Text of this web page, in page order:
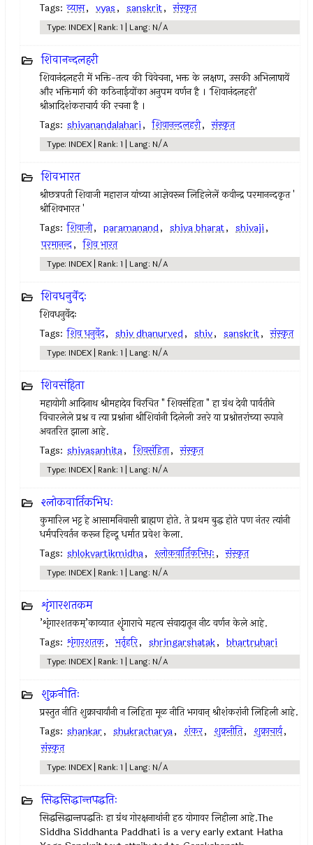
Tags: व्यास, vyas, sanskrit, संस्कृत
Type: INDEX | Rank: 1 | Lang: N/A
शिवानन्दलहरी
शिवानंदलहरी में भक्ति-तत्व की विवेचना, भक्त के लक्षण, उसकी अभिलाषायें
और भक्तिमार्ग की कठिनाईयोंका अनुपम वर्णन है । `शिवानंदलहरी'
श्रीआदिशंकराचार्य की रचना है ।
Tags: shivanandalahari, शिवानन्दलहरी, संस्कृत
Type: INDEX | Rank: 1 | Lang: N/A
शिवभारत
श्रीछत्रपती शिवाजी महाराज यांच्या आज्ञेवरून लिहिलेलें कवीन्द्र परमानन्दकृत '
श्रीशिवभारत '
Tags: शिवाजी, paramanand, shiva bharat, shivaji,
परमानन्द, शिव भारत
Type: INDEX | Rank: 1 | Lang: N/A
शिवधनुर्वेदः
शिवधनुर्वेदः
Tags: शिव धनुर्वेद, shiv dhanurved, shiv, sanskrit, संस्कृत
Type: INDEX | Rank: 1 | Lang: N/A
शिवसंहिता
महायोगी आदिनाथ श्रीमहादेव विरचित " शिवसंहिता " हा ग्रंथ देवी पार्वतीने
विचारलेले प्रश्न व त्या प्रश्नांना श्रीशिवांनी दिलेली उत्तरे या प्रश्नोत्तरांच्या रूपाने
अवतरित झाला आहे.
Tags: shivasanhita, शिवसंहिता, संस्कृत
Type: INDEX | Rank: 1 | Lang: N/A
श्लोकवार्तिकभिधः
कुमारिल भट्ट हे आसामनिवासी ब्राह्मण होते. ते प्रथम बुद्ध होते पण नंतर त्यांनी
धर्मपरिवर्तन करून हिन्दू धर्मात प्रवेश केला.
Tags: shlokvartikmidha, श्लोकवार्तिकभिधः, संस्कृत
Type: INDEX | Rank: 1 | Lang: N/A
शृंगारशतकम‍
’शृंगारशतकम्’काव्यात शॄंगाराचे महत्व संवादातून नीट वर्णन केले आहे.
Tags: शृंगारशतक, भर्तृहरि, shringarshatak, bhartruhari
Type: INDEX | Rank: 1 | Lang: N/A
शुक्रनीतिः
प्रस्तुत नीति शुक्राचार्यांनी न लिहिता मूळ नीति भगवान् श्रीशंकरांनी लिहिली आहे.
Tags: shankar, shukracharya, शंकर, शुक्रनीति, शुक्राचार्य,
संस्कृत
Type: INDEX | Rank: 1 | Lang: N/A
सिद्धसिद्धान्तपद्धतिः
सिद्धसिद्धान्तपद्धतिः हा ग्रंथ गोरक्षनाथांनी हठ योगावर लिहीला आहे.The
Siddha Siddhanta Paddhati is a very early extant Hatha